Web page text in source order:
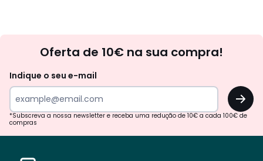
Oferta de 10€ na sua compra!
Indique o seu e-mail
OK
*Subscreva a nossa newsletter e receba uma redução de 10€ a cada 100€ de
compras